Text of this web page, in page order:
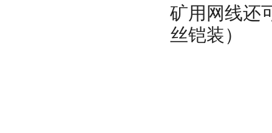
矿用网线还
丝铠装）